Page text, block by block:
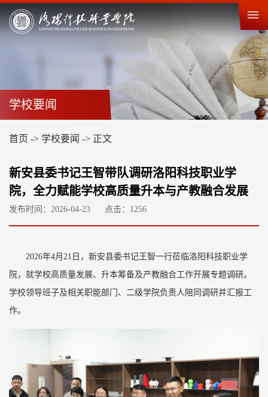
学校要闻
首页 -> 学校要闻 -> 正文
新安县委书记王智带队调研洛阳科技职业学
院，全力赋能学校高质量升本与产教融合发展
发布时间：2026-04-23 点击： 1256
2026年4月21日，新安县委书记王智一行莅临洛阳科技职业学
院，就学校高质量发展、升本筹备及产教融合工作开展专题调研。
学校领导班子及相关职能部门、二级学院负责人陪同调研并汇报工
作。